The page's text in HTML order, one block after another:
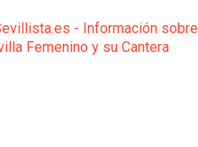
- Información sobre
Femenino y su Cantera